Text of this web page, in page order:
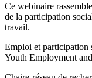
Ce webinaire
de la participation
travail.
Emploi et participation
Youth Employment